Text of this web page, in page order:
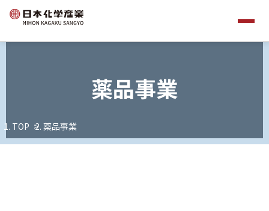
薬品事業
TOP 薬品事業